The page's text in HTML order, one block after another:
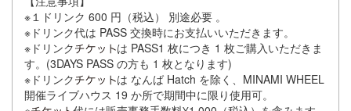
※１ドリンク 600 円（税込） 別途必要 。
※ドリンク代は PASS 交換時にお支払いいただきます。
※ドリンク
は PASS1 枚につき 1 枚ご購入いただきま
す。(3DAYS PASS の方も 1 枚となります)
※ドリンク
は なんば Hatch を除く、MINAMI WHEEL
開催ライブハウス 19 か所で期間中に限り使用可。